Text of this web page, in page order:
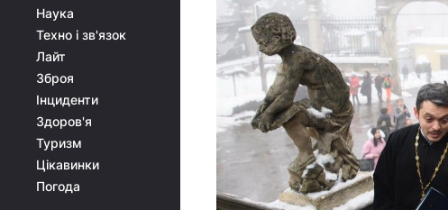
Наука
Техно і зв'язок
Лайт
Зброя
Інциденти
Здоров'я
Туризм
Цікавинки
Погода